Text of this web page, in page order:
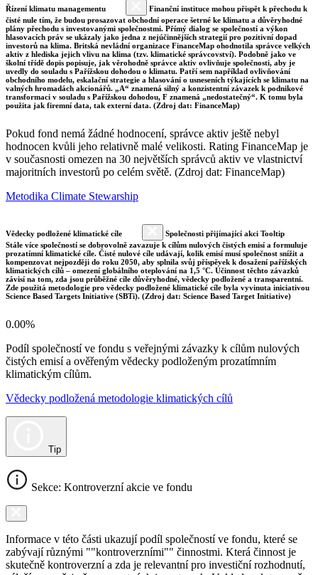
Řízení klimatu managementu
Finanční instituce mohou přispět k přechodu k
čisté nule tím, že budou prosazovat obchodní operace šetrné ke klimatu a důvěryhodné
plány přechodu s investovanými společnostmi. Přímý dialog se společností a výkon
hlasovacích práv se ukázaly jako jedna z nejúčinnějších strategií pro pozitivní dopad
investorů na klima. Britská nevládní organizace FinanceMap ohodnotila správce velkých
aktiv z hlediska jejich vlivu na klima (tzv. klimatické správcovství). Podobně jako ve
školní třídě dopis popisuje, jak věrohodně správce aktiv ovlivňuje společnosti, aby je
uvedly do souladu s Pařížskou dohodou o klimatu. Patří sem například ovlivňování
obchodního modelu, eskalační strategie a hlasování o usneseních týkajících se klimatu na
valných hromadách akcionářů. „A“ znamená silný a konzistentní závazek k podnikové
transformaci v souladu s Pařížskou dohodou, F znamená „nedostatečný“. K tomu byla
použita jak firemní data, tak externí data. (Zdroj dat: FinanceMap)
Pokud fond nemá žádné hodnocení, správce aktiv ještě nebyl
hodnocen kvůli jeho relativně malé velikosti. Rating FinanceMap je
v současnosti omezen na 30 největších správců aktiv ve vlastnictví
majoritních investorů po celém světě. (Zdroj dat: FinanceMap)
Metodika Climate Stewarship
Vědecky podložené klimatické cíle
Společnosti přijímající akci Tooltip
Stále více společností se dobrovolně zavazuje k cílům nulových čistých emisí a formuluje
prozatímní klimatické cíle. Čisté nulové cíle udávají, kolik emisí musí společnost snížit a
kompenzovat nejpozději do roku 2050, aby splnila svůj příspěvek k dosažení pařížských
klimatických cílů – omezení globálního oteplování na 1,5 °C. Účinnost těchto závazků
závisí na tom, zda jsou průběžné cíle důvěryhodné, vědecky podložené a transparentní.
Zde použitá metodologie pro vědecky podložené klimatické cíle byla vyvinuta iniciativou
Science Based Targets Initiative (SBTi). (Zdroj dat: Science Based Target Initiative)
0.00%
Podíl společností ve fondu s veřejnými závazky k cílům nulových
čistých emisí a ověřeným vědecky podloženým prozatímním
klimatickým cílům.
Vědecky podložená metodologie klimatických cílů
Tip
Sekce: Kontroverzní akcie ve fondu
Informace v této části ukazují podíl společností ve fondu, které se
zabývají různými ""kontroverzními"" činnostmi. Která činnost je
skutečně kontroverzní a zda je relevantní pro investiční rozhodnutí,